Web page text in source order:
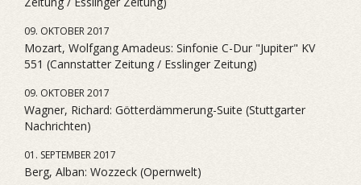
09. OKTOBER 2017
Mozart, Wolfgang Amadeus: Sinfonie C-Dur "Jupiter" KV
551 (Cannstatter Zeitung / Esslinger Zeitung)
09. OKTOBER 2017
Wagner, Richard: Götterdämmerung-Suite (Stuttgarter
Nachrichten)
01. SEPTEMBER 2017
Berg, Alban: Wozzeck (Opernwelt)